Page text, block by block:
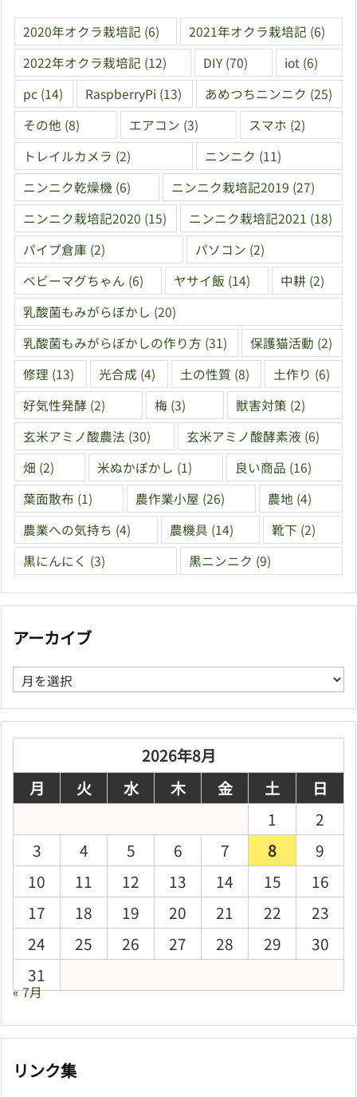
2020年オクラ栽培記 (6) 2021年オクラ栽培記 (6)
2022年オクラ栽培記 (12) DIY (70) iot (6)
pc (14) RaspberryPi (13) あめつちニンニク (25)
その他 (8) エアコン (3) スマホ (2)
トレイルカメラ (2) ニンニク (11)
ニンニク乾燥機 (6) ニンニク栽培記2019 (27)
ニンニク栽培記2020 (15) ニンニク栽培記2021 (18)
パイプ倉庫 (2) パソコン (2)
ベビーマグちゃん (6) ヤサイ飯 (14) 中耕 (2)
乳酸菌もみがらぼかし (20)
乳酸菌もみがらぼかしの作り方 (31) 保護猫活動 (2)
修理 (13) 光合成 (4) 土の性質 (8) 土作り (6)
好気性発酵 (2) 梅 (3) 獣害対策 (2)
玄米アミノ酸農法 (30) 玄米アミノ酸酵素液 (6)
畑 (2) 米ぬかぼかし (1) 良い商品 (16)
葉面散布 (1) 農作業小屋 (26) 農地 (4)
農業への気持ち (4) 農機具 (14) 靴下 (2)
黒にんにく (3) 黒ニンニク (9)
アーカイブ
ア
ー
カ
2026年8月
月
火 水 木 金 土
日
1
2
3
4 5 6 7 8
9
10
11 12 13 14 15
16
17
18 19 20 21 22
23
24
25 26 27 28 29
30
31
« 7月
リンク集